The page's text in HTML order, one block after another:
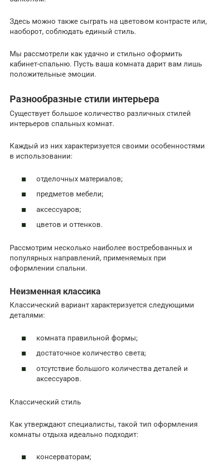
Здесь можно также сыграть на цветовом контрасте или,
наоборот, соблюдать единый стиль.
Мы рассмотрели как удачно и стильно оформить
кабинет-спальню. Пусть ваша комната дарит вам лишь
положительные эмоции.
Разнообразные стили интерьера
Существует большое количество различных стилей
интерьеров спальных комнат.
Каждый из них характеризуется своими особенностями
в использовании:
отделочных материалов;
предметов мебели;
аксессуаров;
цветов и оттенков.
Рассмотрим несколько наиболее востребованных и
популярных направлений, применяемых при
оформлении спальни.
Неизменная классика
Классический вариант характеризуется следующими
деталями:
комната правильной формы;
достаточное количество света;
отсутствие большого количества деталей и
аксессуаров.
Классический стиль
Как утверждают специалисты, такой тип оформления
комнаты отдыха идеально подходит:
консерваторам;